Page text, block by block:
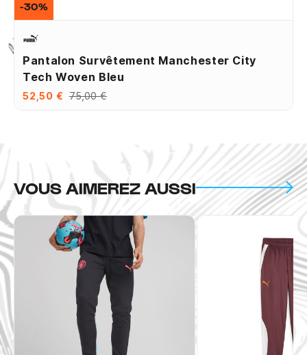
Pantalon Survêtement Manchester City
Tech Woven Bleu
52,50 € 75,00 €
-30%
VOUS AIMEREZ AUSSI